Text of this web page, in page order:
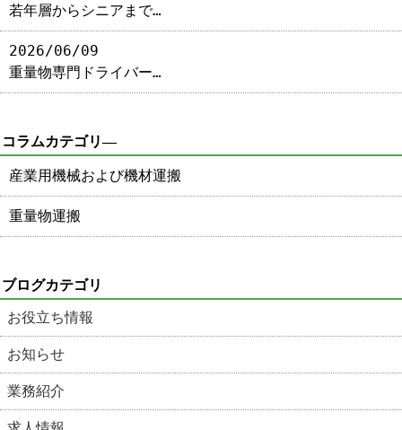
若年層からシニアまで…
2026/06/09
重量物専門ドライバー…
コラムカテゴリ―
産業用機械および機材運搬
重量物運搬
ブログカテゴリ
お役立ち情報
お知らせ
業務紹介